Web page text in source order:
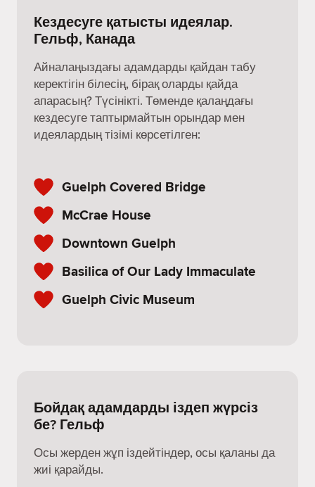
Кездесуге қатысты идеялар.
Гельф, Канада
Айналаңыздағы адамдарды қайдан табу
керектігін білесің, бірақ оларды қайда
апарасың? Түсінікті. Төменде қалаңдағы
кездесуге таптырмайтын орындар мен
идеялардың тізімі көрсетілген:
Guelph Covered Bridge
McCrae House
Downtown Guelph
Basilica of Our Lady Immaculate
Guelph Civic Museum
Бойдақ адамдарды іздеп жүрсіз
бе? Гельф
Осы жерден жұп іздейтіндер, осы қаланы да
жиі қарайды.